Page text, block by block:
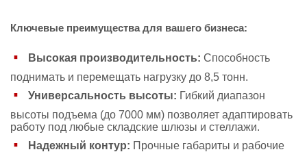
Ключевые преимущества для вашего бизнеса:
Высокая производительность: Способность
поднимать и перемещать нагрузку до 8,5 тонн.
Универсальность высоты: Гибкий диапазон
высоты подъема (до 7000 мм) позволяет адаптировать
работу под любые складские шлюзы и стеллажи.
Надежный контур: Прочные габариты и рабочие